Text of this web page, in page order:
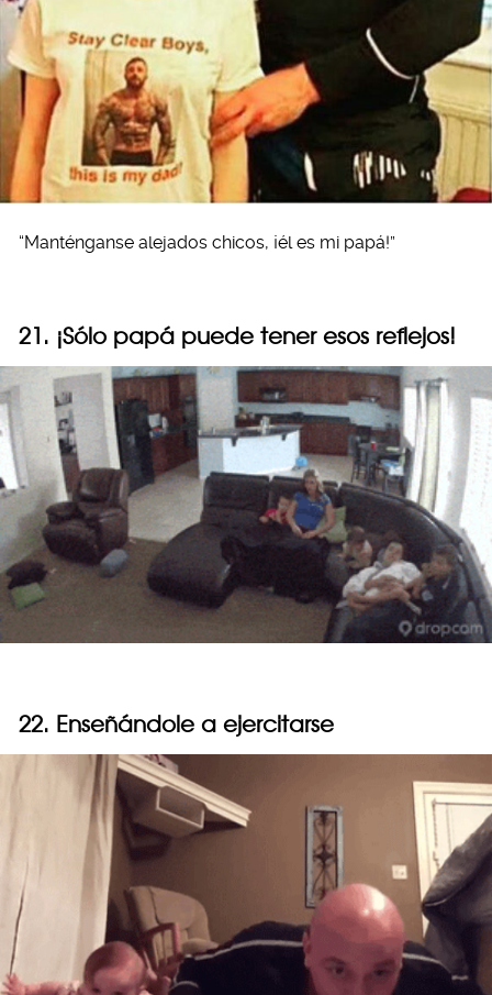
“Manténganse alejados chicos, ¡él es mi papá!”
21. ¡Sólo papá puede tener esos reflejos!
22. Enseñándole a ejercitarse